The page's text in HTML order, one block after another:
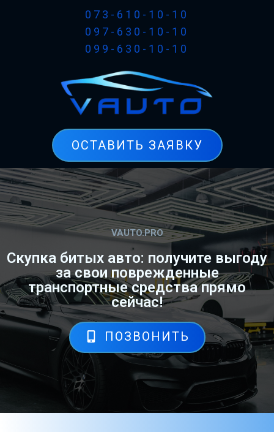
073-610-10-10
097-630-10-10
099-630-10-10
ОСТАВИТЬ ЗАЯВКУ
VAUTO.PRO
Скупка битых авто: получите выгоду
за свои поврежденные
транспортные средства прямо
сейчас!
ПОЗВОНИТЬ